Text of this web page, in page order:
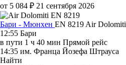
от 5 084 ₽ 21 сентября 2026
Бари - Мюнхен EN 8219 Air Dolomiti
12:55 Бари
в пути 1 ч 40 мин Прямой рейс
14:35 им. Франца Йозефа Штрауса
Найти